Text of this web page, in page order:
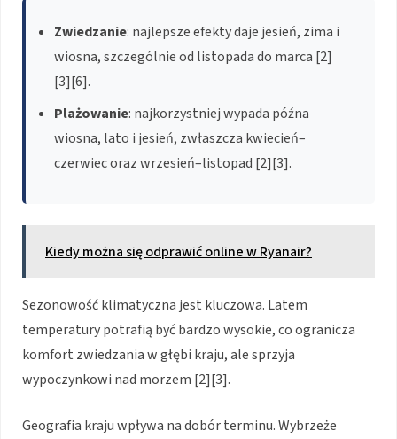
Zwiedzanie: najlepsze efekty daje jesień, zima i
wiosna, szczególnie od listopada do marca [2]
[3][6].
Plażowanie: najkorzystniej wypada późna
wiosna, lato i jesień, zwłaszcza kwiecień–
czerwiec oraz wrzesień–listopad [2][3].
Kiedy można się odprawić online w Ryanair?
Sezonowość klimatyczna jest kluczowa. Latem
temperatury potrafią być bardzo wysokie, co ogranicza
komfort zwiedzania w głębi kraju, ale sprzyja
wypoczynkowi nad morzem [2][3].
Geografia kraju wpływa na dobór terminu. Wybrzeże